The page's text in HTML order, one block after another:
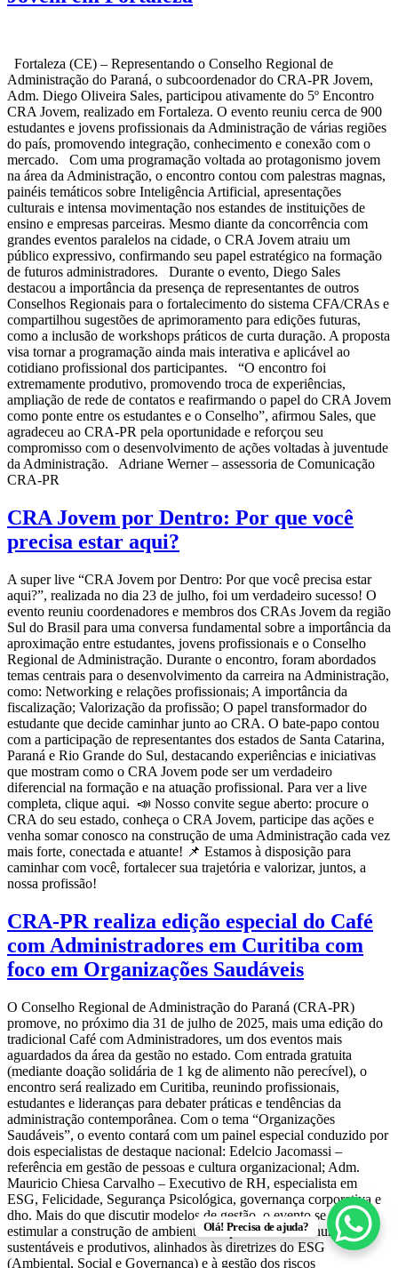
Fortaleza (CE) – Representando o Conselho Regional de
Administração do Paraná, o subcoordenador do CRA-PR Jovem,
Adm. Diego Oliveira Sales, participou ativamente do 5º Encontro
CRA Jovem, realizado em Fortaleza. O evento reuniu cerca de 900
estudantes e jovens profissionais da Administração de várias regiões
do país, promovendo integração, conhecimento e conexão com o
mercado. Com uma programação voltada ao protagonismo jovem
na área da Administração, o encontro contou com palestras magnas,
painéis temáticos sobre Inteligência Artificial, apresentações
culturais e intensa movimentação nos estandes de instituições de
ensino e empresas parceiras. Mesmo diante da concorrência com
grandes eventos paralelos na cidade, o CRA Jovem atraiu um
público expressivo, confirmando seu papel estratégico na formação
de futuros administradores. Durante o evento, Diego Sales
destacou a importância da presença de representantes de outros
Conselhos Regionais para o fortalecimento do sistema CFA/CRAs e
compartilhou sugestões de aprimoramento para edições futuras,
como a inclusão de workshops práticos de curta duração. A proposta
visa tornar a programação ainda mais interativa e aplicável ao
cotidiano profissional dos participantes. “O encontro foi
extremamente produtivo, promovendo troca de experiências,
ampliação de rede de contatos e reafirmando o papel do CRA Jovem
como ponte entre os estudantes e o Conselho”, afirmou Sales, que
agradeceu ao CRA-PR pela oportunidade e reforçou seu
compromisso com o desenvolvimento de ações voltadas à juventude
da Administração. Adriane Werner – assessoria de Comunicação
CRA-PR
CRA Jovem por Dentro: Por que você
precisa estar aqui?
A super live “CRA Jovem por Dentro: Por que você precisa estar
aqui?”, realizada no dia 23 de julho, foi um verdadeiro sucesso! O
evento reuniu coordenadores e membros dos CRAs Jovem da região
Sul do Brasil para uma conversa fundamental sobre a importância da
aproximação entre estudantes, jovens profissionais e o Conselho
Regional de Administração. Durante o encontro, foram abordados
temas centrais para o desenvolvimento da carreira na Administração,
como: Networking e relações profissionais; A importância da
fiscalização; Valorização da profissão; O papel transformador do
estudante que decide caminhar junto ao CRA. O bate-papo contou
com a participação de representantes dos estados de Santa Catarina,
Paraná e Rio Grande do Sul, destacando experiências e iniciativas
que mostram como o CRA Jovem pode ser um verdadeiro
diferencial na formação e na atuação profissional. Para ver a live
completa, clique aqui. 📣 Nosso convite segue aberto: procure o
CRA do seu estado, conheça o CRA Jovem, participe das ações e
venha somar conosco na construção de uma Administração cada vez
mais forte, conectada e atuante! 📌 Estamos à disposição para
caminhar com você, fortalecer sua trajetória e valorizar, juntos, a
nossa profissão!
CRA-PR realiza edição especial do Café
com Administradores em Curitiba com
foco em Organizações Saudáveis
O Conselho Regional de Administração do Paraná (CRA-PR)
promove, no próximo dia 31 de julho de 2025, mais uma edição do
tradicional Café com Administradores, um dos eventos mais
aguardados da área da gestão no estado. Com entrada gratuita
(mediante doação solidária de 1 kg de alimento não perecível), o
encontro será realizado em Curitiba, reunindo profissionais,
estudantes e lideranças para debater práticas e tendências da
administração contemporânea. Com o tema “Organizações
Saudáveis”, o evento contará com um painel especial conduzido por
dois especialistas de destaque nacional: Edelcio Jacomassi –
referência em gestão de pessoas e cultura organizacional; Adm.
Mauricio Chiesa Carvalho – Executivo de RH, especialista em
ESG, Felicidade, Segurança Psicológica, governança corporativa e
dho. Mais do que discutir modelos de gestão, o evento se propõe a
estimular a construção de ambientes corporativos mais humanos,
sustentáveis e produtivos, alinhados às diretrizes do ESG
(Ambiental, Social e Governança) e à gestão dos riscos
Olá! Precisa de ajuda?